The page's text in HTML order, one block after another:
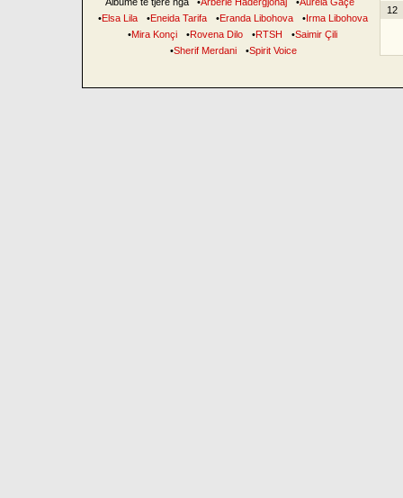
•Elsa Lila •Eneida Tarifa •Eranda Libohova •Irma Libohova
•Mira Konçi •Rovena Dilo •RTSH •Saimir Çili
•Sherif Merdani •Spirit Voice
12